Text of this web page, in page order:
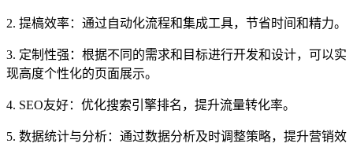
2. 提槁效率：通过自动化流程和集成工具，节省时间和精力。
3. 定制性强：根据不同的需求和目标进行开发和设计，可以实
现高度个性化的页面展示。
4. SEO友好：优化搜索引擎排名，提升流量转化率。
5. 数据统计与分析：通过数据分析及时调整策略，提升营销效